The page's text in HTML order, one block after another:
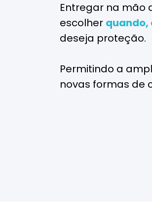
Entregar na mão
escolher quando,
deseja proteção.
Permitindo a
novas formas de